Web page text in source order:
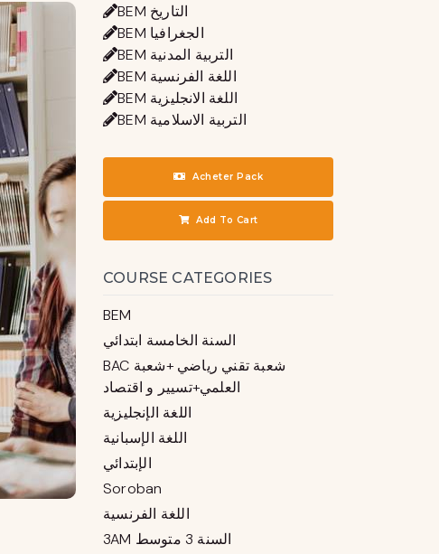
BEM التاريخ
BEM الجغرافيا
BEM التربية المدنية
BEM اللغة الفرنسية
BEM اللغة الانجليزية
BEM التربية الاسلامية
Acheter Pack
Add To Cart
COURSE CATEGORIES
BEM
السنة الخامسة ابتدائي
BAC شعبة تقني رياضي +شعبة
العلمي+تسيير و اقتصاد
اللغة الإنجليزية
اللغة الإسبانية
الإبتدائي
Soroban
اللغة الفرنسية
3AM السنة 3 متوسط